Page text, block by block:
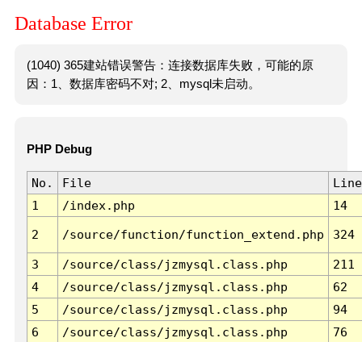
Database Error
(1040) 365建站错误警告：连接数据库失败，可能的原
因：1、数据库密码不对; 2、mysql未启动。
PHP Debug
No. File
Line
1
/index.php 14
2 /source/function/function_extend.php 324
3 /source/class/jzmysql.class.php
211
4
/source/class/jzmysql.class.php
62
5
/source/class/jzmysql.class.php
94
6
/source/class/jzmysql.class.php 76